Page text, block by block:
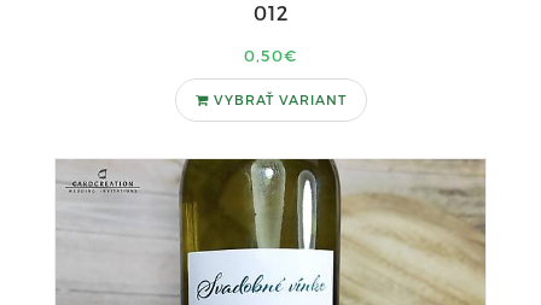
012
0,50€
VYBRAŤ VARIANT